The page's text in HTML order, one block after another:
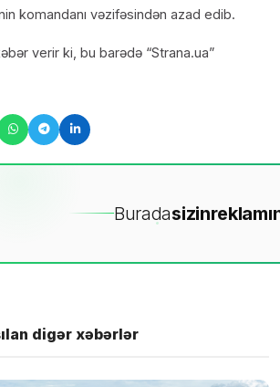
komandanı vəzifəsindən azad edib.
verir ki, bu barədə “Strana.ua”
Buradasizin
digər xəbərlər